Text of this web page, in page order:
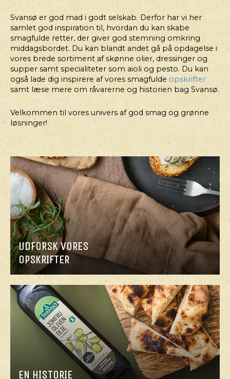
Svansø er god mad i godt selskab. Derfor har vi her
samlet god inspiration til, hvordan du kan skabe
smagfulde retter, der giver god stemning omkring
middagsbordet. Du kan blandt andet gå på opdagelse i
vores brede sortiment af skønne olier, dressinger og
supper samt specialiteter som aioli og pesto. Du kan
også lade dig inspirere af vores smagfulde opskrifter
samt læse mere om råvarerne og historien bag Svansø.
Velkommen til vores univers af god smag og grønne
løsninger!
UDFORSK VORES
OPSKRIFTER
EN HISTORIE